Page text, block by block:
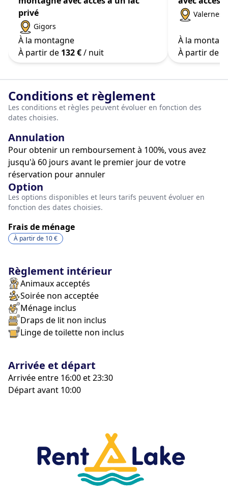
privé
Gigors
À la montagne
À partir de 132 €/ nuit
Valernes
À la
À partir de
Conditions et règlement
Les conditions et règles peuvent évoluer en fonction des
dates choisies.
Annulation
Pour obtenir un remboursement à 100%, vous avez
jusqu'à 60 jours avant le premier jour de votre
réservation pour annuler
Option
Les options disponibles et leurs tarifs peuvent évoluer en
fonction des dates choisies.
Frais de ménage
À partir de 10 €
Règlement intérieur
Animaux acceptés
Soirée non acceptée
Ménage inclus
Draps de lit non inclus
Linge de toilette non inclus
Arrivée et départ
Arrivée entre 16:00 et 23:30
Départ avant 10:00